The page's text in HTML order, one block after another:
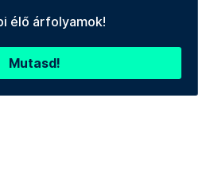
élő árfolyamok!
Mutasd!